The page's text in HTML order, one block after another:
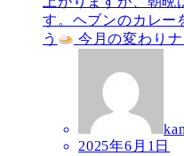
す。ヘブンのカレー
う
今月の変わり
2025年6月1日